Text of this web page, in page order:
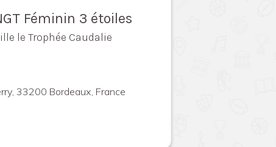
Féminin 3 étoiles
le Trophée Caudalie
33200 Bordeaux, France